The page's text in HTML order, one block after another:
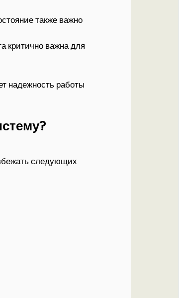
также важно
критично важна для
надежность работы
следующих